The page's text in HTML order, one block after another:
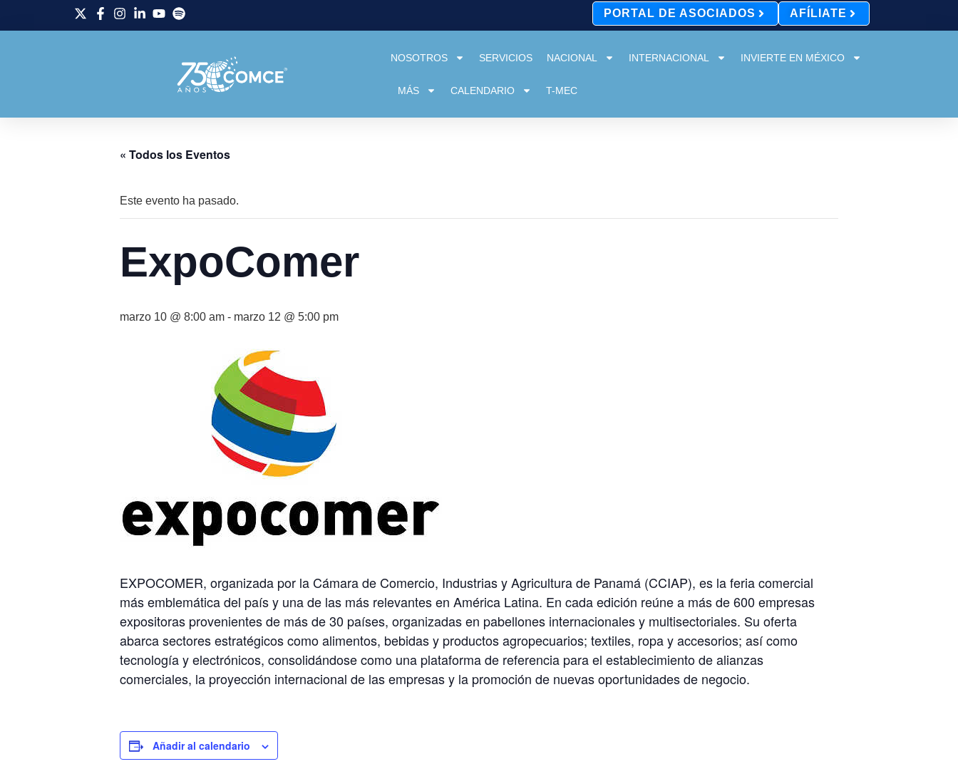
PORTAL DE ASOCIADOS AFÍLIATE
NOSOTROS SERVICIOS NACIONAL INTERNACIONAL INVIERTE EN MÉXICO
MÁS CALENDARIO T-MEC
« Todos los Eventos
Este evento ha pasado.
ExpoComer
marzo 10 @ 8:00 am - marzo 12 @ 5:00 pm
EXPOCOMER, organizada por la Cámara de Comercio, Industrias y Agricultura de Panamá (CCIAP), es la feria comercial
más emblemática del país y una de las más relevantes en América Latina. En cada edición reúne a más de 600 empresas
expositoras provenientes de más de 30 países, organizadas en pabellones internacionales y multisectoriales. Su oferta
abarca sectores estratégicos como alimentos, bebidas y productos agropecuarios; textiles, ropa y accesorios; así como
tecnología y electrónicos, consolidándose como una plataforma de referencia para el establecimiento de alianzas
comerciales, la proyección internacional de las empresas y la promoción de nuevas oportunidades de negocio.
Añadir al calendario